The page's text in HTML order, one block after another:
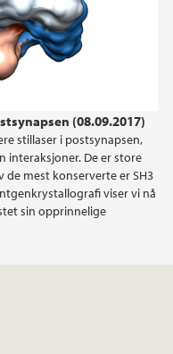
(08.09.2017)
stillaser i postsynapsen,
interaksjoner. De er store
mest konserverte er SH3
viser vi nå
sin opprinnelige